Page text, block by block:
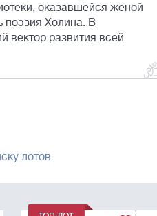
оказавшейся женой
поэзия Холина. В
вектор развития всей
лотов